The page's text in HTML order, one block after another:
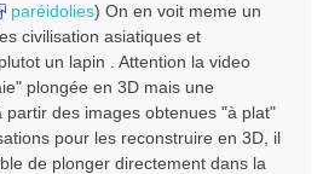
paréidolies) On en voit meme un
civilisation asiatiques et
un lapin . Attention la video
plongée en 3D mais une
partir des images obtenues "à plat"
pour les reconstruire en 3D, il
de plonger directement dans la